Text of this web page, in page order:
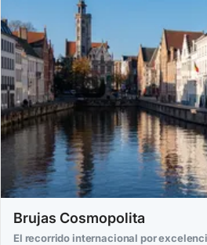
Brujas Cosmopolita
El recorrido internacional por